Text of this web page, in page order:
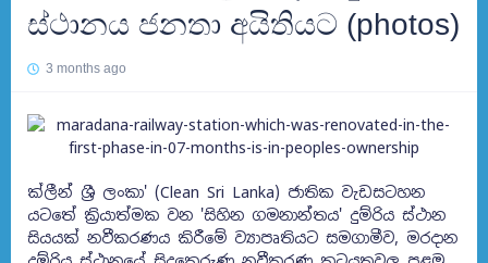
ස්ථානය ජනතා අයිතියට (photos)
3 months ago
ක්ලීන් ශ්‍රී ලංකා' (Clean Sri Lanka) ජාතික වැඩසටහන
යටතේ ක්‍රියාත්මක වන 'සිහින ගමනාන්තය' දුම්රිය ස්ථාන
සියයක් නවීකරණය කිරීමේ ව්‍යාපෘතියට සමගාමීව, මරදාන